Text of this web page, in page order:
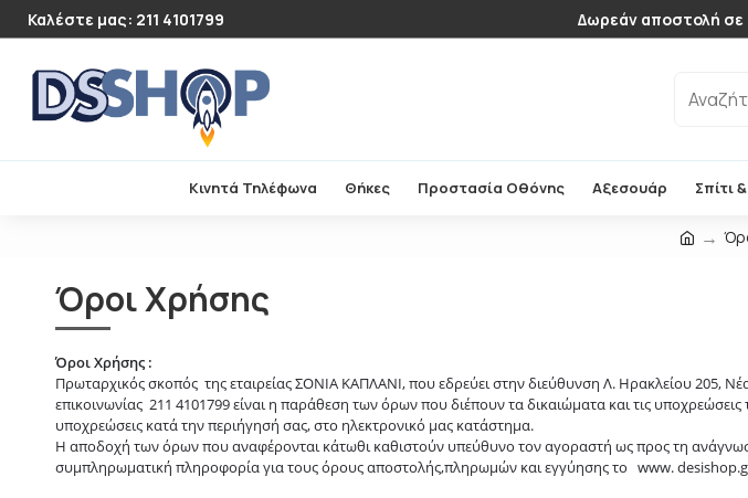
Καλέστε μας: 211 4101799 Δωρεάν αποστολή
Κινητά Τηλέφωνα Θήκες Προστασία Οθόνης Αξεσουάρ Σπίτι
Όροι Χρήσης
Όροι Χρήσης :
Πρωταρχικός σκοπός της εταιρείας ΣΟΝΙΑ ΚΑΠΛΑΝΙ, που εδρεύει στην διεύθυνση Λ. Ηρακλείου 205,
επικοινωνίας 211 4101799 είναι η παράθεση των όρων που διέπουν τα δικαιώματα και τις
υποχρεώσεις κατά την περιήγησή σας, στο ηλεκτρονικό μας κατάστημα.
Η αποδοχή των όρων που αναφέρονται κάτωθι καθιστούν υπεύθυνο τον αγοραστή ως προς τη
συμπληρωματική πληροφορία για τους όρους αποστολής,πληρωμών και εγγύησης το www.